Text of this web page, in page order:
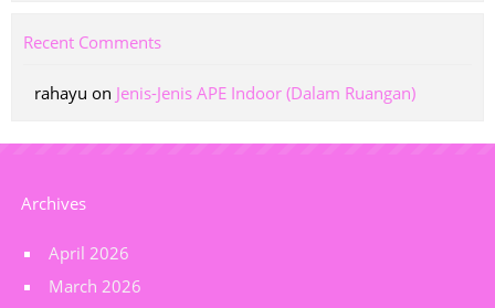
Recent Comments
rahayu on Jenis-Jenis APE Indoor (Dalam Ruangan)
Archives
April 2026
March 2026